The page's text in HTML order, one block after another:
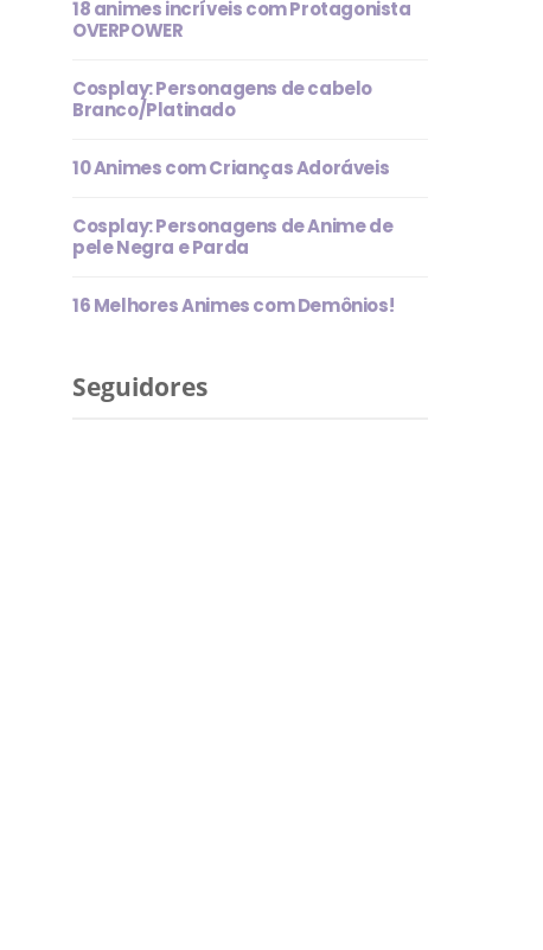
18 animes incríveis com Protagonista
OVERPOWER
Cosplay: Personagens de cabelo
Branco/Platinado
10 Animes com Crianças Adoráveis
Cosplay: Personagens de Anime de
pele Negra e Parda
16 Melhores Animes com Demônios!
Seguidores